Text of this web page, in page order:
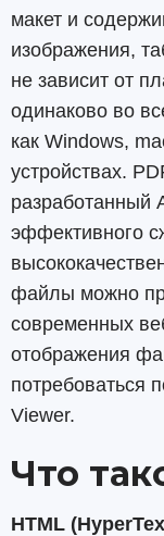
макет и
изображения,
не зависит от
одинаково во
как Windows,
устройствах.
разработанный
эффективного
файлы можно
современных
отображения
потребоваться
Viewer.
Что
HTML